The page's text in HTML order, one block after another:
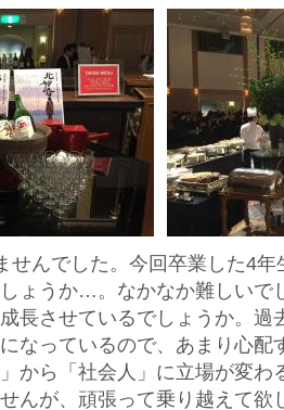
せんでした。今回卒業した4
ょうか…。なかなか難しいで
長させているでしょうか。過
なっているので、あまり心配
から「社会人」に立場が変わ
んが、頑張って乗り越えて欲